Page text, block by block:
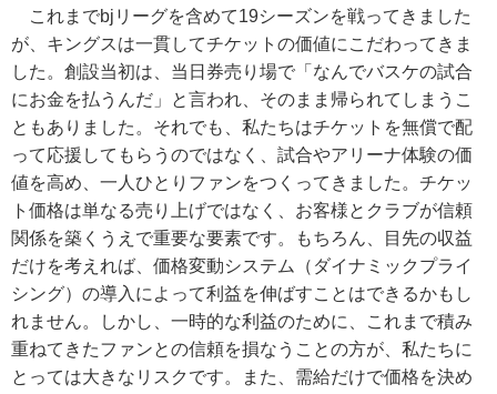
これまでbjリーグを含めて19シーズンを戦ってきました
が、キングスは一貫してチケットの価値にこだわってきま
した。創設当初は、当日券売り場で「なんでバスケの試合
にお金を払うんだ」と言われ、そのまま帰られてしまうこ
ともありました。それでも、私たちはチケットを無償で配
って応援してもらうのではなく、試合やアリーナ体験の価
値を高め、一人ひとりファンをつくってきました。チケッ
ト価格は単なる売り上げではなく、お客様とクラブが信頼
関係を築くうえで重要な要素です。もちろん、目先の収益
だけを考えれば、価格変動システム（ダイナミックプライ
シング）の導入によって利益を伸ばすことはできるかもし
れません。しかし、一時的な利益のために、これまで積み
重ねてきたファンとの信頼を損なうことの方が、私たちに
とっては大きなリスクです。また、需給だけで価格を決め